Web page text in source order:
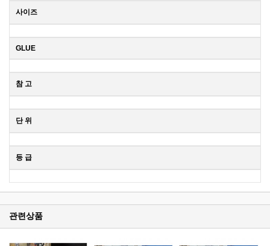
사이즈
GLUE
참 고
단 위
등 급
관련상품